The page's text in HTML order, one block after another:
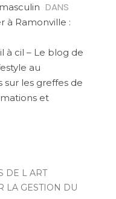
DANS
à Ramonville :
à cil – Le blog de
au
sur les greffes de
et
DE L ART
LA GESTION DU